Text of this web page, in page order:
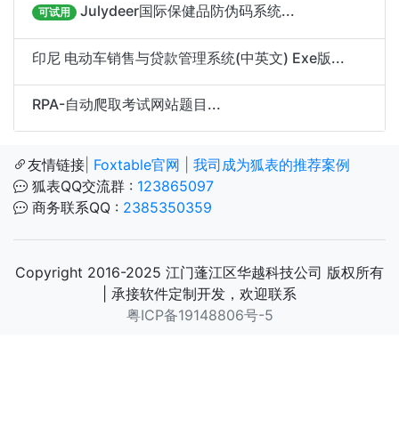
可试用 Julydeer国际保健品防伪码系统...
印尼 电动车销售与贷款管理系统(中英文) Exe版...
RPA-自动爬取考试网站题目...
友情链接 Foxtable官网
我司成为狐表的推荐案例
狐表QQ交流群 : 123865097
商务联系QQ : 2385350359
Copyright 2016-2025 江门蓬江区华越科技公司 版权所有
| 承接软件定制开发，欢迎联系
粤ICP备19148806号-5